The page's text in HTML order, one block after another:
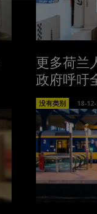
更多荷兰
政府呼吁
没有类别 18-